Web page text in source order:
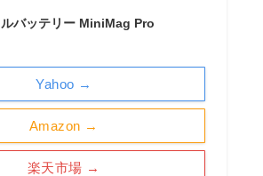
ルバッテリー MiniMag Pro
Amazon →
楽天市場 →
Yahoo →